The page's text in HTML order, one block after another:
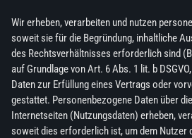
Wir erheben, verarbeiten und nutzen
soweit sie für die Begründung, inhaltliche
des Rechtsverhältnisses erforderlich sind
auf Grundlage von Art. 6 Abs. 1 lit. b
Daten zur Erfüllung eines Vertrags oder
gestattet. Personenbezogene Daten über
Internetseiten (Nutzungsdaten) erheben,
soweit dies erforderlich ist, um dem Nutzer